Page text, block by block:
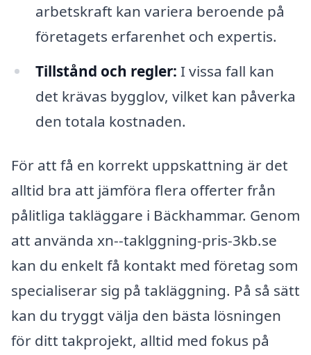
arbetskraft kan variera beroende på
företagets erfarenhet och expertis.
Tillstånd och regler: I vissa fall kan
det krävas bygglov, vilket kan påverka
den totala kostnaden.
För att få en korrekt uppskattning är det
alltid bra att jämföra flera offerter från
pålitliga takläggare i Bäckhammar. Genom
att använda xn--taklggning-pris-3kb.se
kan du enkelt få kontakt med företag som
specialiserar sig på takläggning. På så sätt
kan du tryggt välja den bästa lösningen
för ditt takprojekt, alltid med fokus på